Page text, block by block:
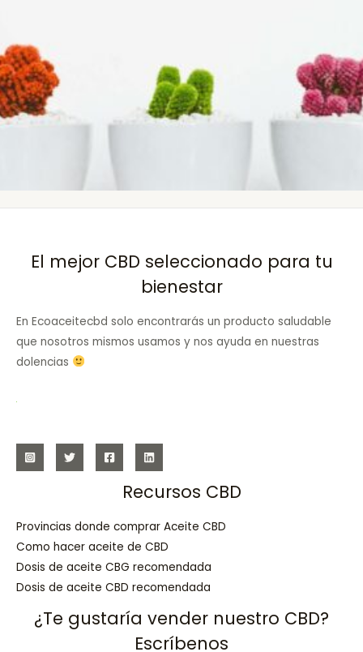
El mejor CBD seleccionado para tu
bienestar
En Ecoaceitecbd solo encontrarás un producto saludable
que nosotros mismos usamos y nos ayuda en nuestras
dolencias
Recursos CBD
Provincias donde comprar Aceite CBD
Como hacer aceite de CBD
Dosis de aceite CBG recomendada
Dosis de aceite CBD recomendada
¿Te gustaría vender nuestro CBD?
Escríbenos